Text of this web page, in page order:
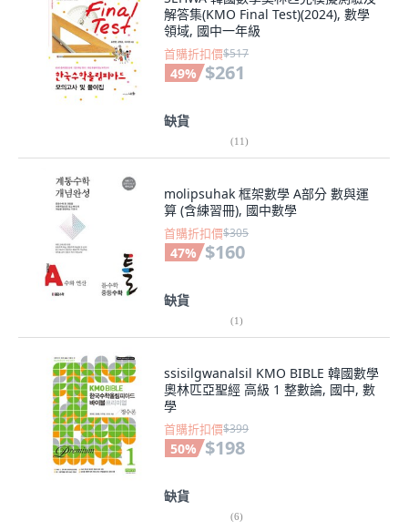
解答集(KMO Final Test)(2024), 數學
領域, 國中一年級
首購折扣價$517
49% $261
缺貨
(11)
molipsuhak 框架數學 A部分 數與運
算 (含練習冊), 國中數學
首購折扣價$305
47% $160
缺貨
(1)
ssisilgwanalsil KMO BIBLE 韓國數學
奧林匹亞聖經 高級 1 整數論, 國中, 數
學
首購折扣價$399
50% $198
缺貨
(6)